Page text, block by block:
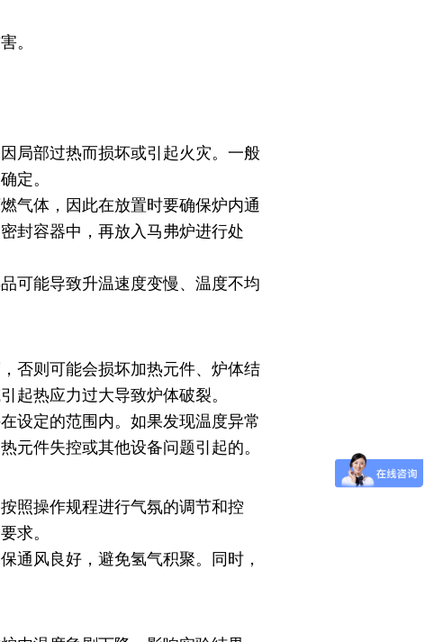
。
局部过热而损坏或引起火灾。一般
定。
气体，因此在放置时要确保炉内通
封容器中，再放入马弗炉进行处
可能导致升温速度变慢、温度不均
否则可能会损坏加热元件、炉体结
起热应力过大导致炉体破裂。
设定的范围内。如果发现温度异常
元件失控或其他设备问题引起的。
照操作规程进行气氛的调节和控
求。
通风良好，避免氢气积聚。同时，